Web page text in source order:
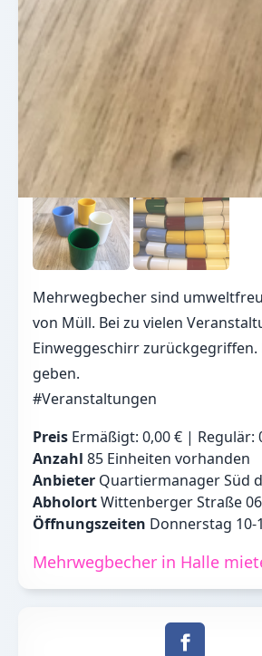
Mehrwegbecher sind
von Müll. Bei zu vielen
Einweggeschirr
geben.
#Veranstaltungen
Preis Ermäßigt: 0,00 € | Regulär:
Anzahl 85 Einheiten vorhanden
Anbieter Quartiermanager Süd
AbholortWittenberger Straße
Öffnungszeiten Donnerstag 10-
Mehrwegbecher in Halle